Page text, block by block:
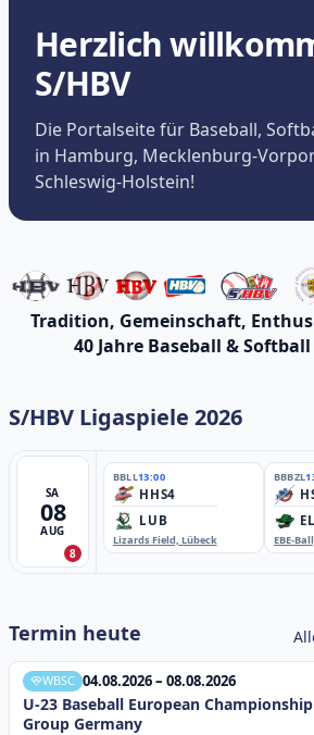
Herzlich
S/HBV
Die Portalseite für Baseball,
in Hamburg, Mecklenburg-
Schleswig-Holstein!
Tradition, Gemeinschaft,
40 Jahre Baseball &
S/HBV Ligaspiele 2026
SA
08
AUG
8
BBLL13:00
HHS4
LUB
Lizards Field, Lübeck
BBBZL
EBE-
Termin heute
WBSC 04.08.2026 – 08.08.2026
U-23 Baseball European
Group Germany